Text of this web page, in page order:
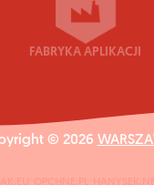
FABRYKA APLIKACJI
© 2026